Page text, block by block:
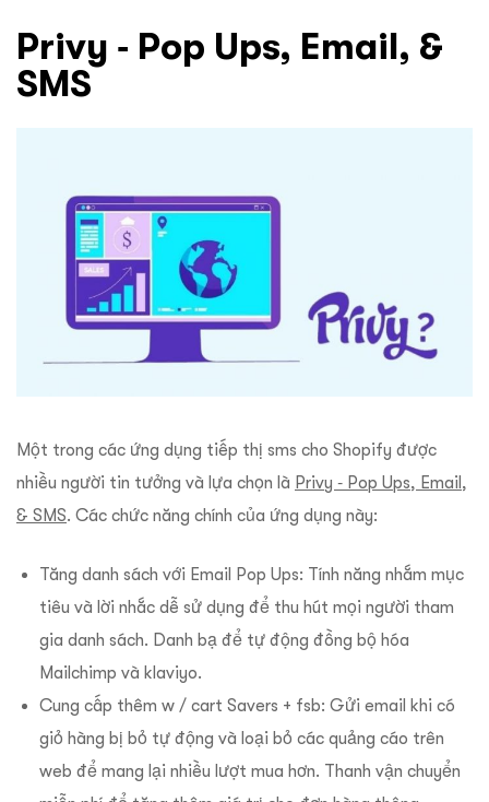
Privy ‑ Pop Ups, Email, &
SMS
Một trong các ứng dụng tiếp thị sms cho Shopify được
nhiều người tin tưởng và lựa chọn là Privy ‑ Pop Ups, Email,
& SMS. Các chức năng chính của ứng dụng này:
Tăng danh sách với Email Pop Ups: Tính năng nhắm mục
tiêu và lời nhắc dễ sử dụng để thu hút mọi người tham
gia danh sách. Danh bạ để tự động đồng bộ hóa
Mailchimp và klaviyo.
Cung cấp thêm w / cart Savers + fsb: Gửi email khi có
giỏ hàng bị bỏ tự động và loại bỏ các quảng cáo trên
web để mang lại nhiều lượt mua hơn. Thanh vận chuyển